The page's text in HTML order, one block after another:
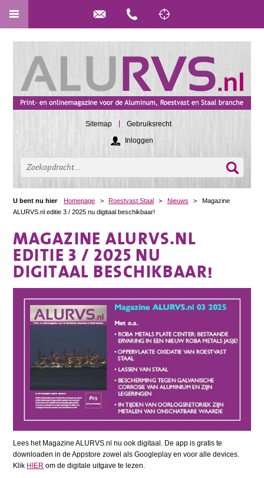
Sitemap
Gebruiksrecht
Inloggen
U bent nu hier Homepage > Roestvast Staal > Nieuws >
Magazine
ALURVS.nl editie 3 / 2025 nu digitaal beschikbaar!
MAGAZINE ALURVS.NL
EDITIE 3 / 2025 NU
DIGITAAL BESCHIKBAAR!
Lees het Magazine ALURVS.nl nu ook digitaal. De app is gratis te
downloaden in de Appstore zowel als Googleplay en voor alle devices.
Klik HIER om de digitale uitgave te lezen.